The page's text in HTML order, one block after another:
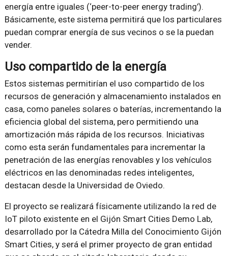
energía entre iguales (‘peer-to-peer energy trading’).
Básicamente, este sistema permitirá que los particulares
puedan comprar energía de sus vecinos o se la puedan
vender.
Uso compartido de la energía
Estos sistemas permitirían el uso compartido de los
recursos de generación y almacenamiento instalados en
casa, como paneles solares o baterías, incrementando la
eficiencia global del sistema, pero permitiendo una
amortización más rápida de los recursos. Iniciativas
como esta serán fundamentales para incrementar la
penetración de las energías renovables y los vehículos
eléctricos en las denominadas redes inteligentes,
destacan desde la Universidad de Oviedo.
El proyecto se realizará físicamente utilizando la red de
IoT piloto existente en el Gijón Smart Cities Demo Lab,
desarrollado por la Cátedra Milla del Conocimiento Gijón
Smart Cities, y será el primer proyecto de gran entidad